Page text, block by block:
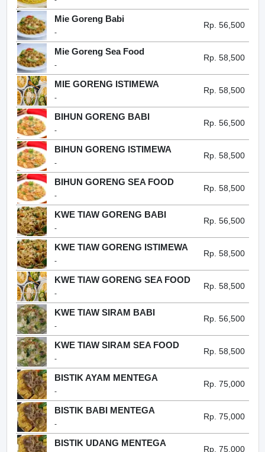
Mie Goreng Babi
-
Rp. 56,500
Mie Goreng Sea Food
-
Rp. 58,500
MIE GORENG ISTIMEWA
-
Rp. 58,500
BIHUN GORENG BABI
-
Rp. 56,500
BIHUN GORENG ISTIMEWA
-
Rp. 58,500
BIHUN GORENG SEA FOOD
-
Rp. 58,500
KWE TIAW GORENG BABI
-
Rp. 56,500
KWE TIAW GORENG ISTIMEWA
-
Rp. 58,500
KWE TIAW GORENG SEA FOOD
-
Rp. 58,500
KWE TIAW SIRAM BABI
-
Rp. 56,500
KWE TIAW SIRAM SEA FOOD
-
Rp. 58,500
BISTIK AYAM MENTEGA
-
Rp. 75,000
BISTIK BABI MENTEGA
-
Rp. 75,000
BISTIK UDANG MENTEGA
Rp. 75,000